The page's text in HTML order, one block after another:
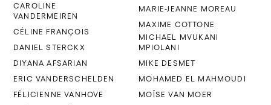
CAROLINE
VANDERMEIREN
CÉLINE FRANÇOIS
DANIEL STERCKX
DIYANA AFSARIAN
ERIC VANDERSCHELDEN
FÉLICIENNE VANHOVE
MARIE-JEANNE MOREAU
MAXIME COTTONE
MICHAEL MVUKANI
MPIOLANI
MIKE DESMET
MOHAMED EL MAHMOUDI
MOÏSE VAN MOER